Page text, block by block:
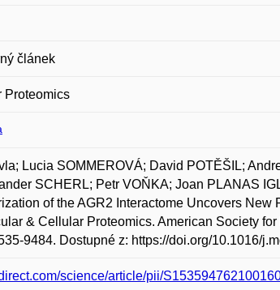
článek
Proteomics
Lucia SOMMEROVÁ; David POTĚŠIL;
SCHERL; Petr VOŇKA; Joan PLANAS
of the AGR2 Interactome Uncovers
& Cellular Proteomics. American Society
9484. Dostupné z: https://doi.org/10.1016/
science/article/pii/